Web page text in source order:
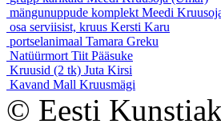
mängunuppude komplekt Meedi
osa serviisist, kruus Kersti Karu
portselanimaal Tamara Greku
Natüürmort Tiit Pääsuke
Kruusid (2 tk) Juta Kirsi
Kavand Mall Kruusmägi
© Eesti